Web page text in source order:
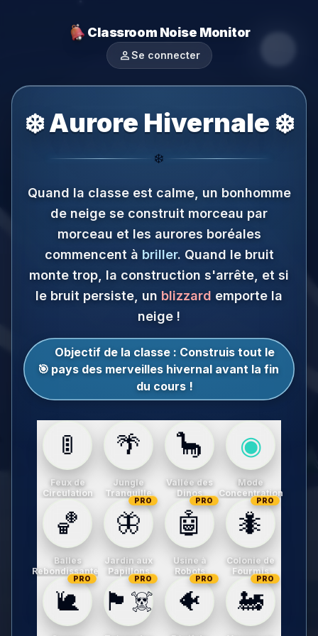
Classroom Noise Monitor
personSe connecter
❄️ Aurore Hivernale ❄️
❄️
Quand la classe est calme, un bonhomme
de neige se construit morceau par
morceau et les aurores boréales
commencent à briller. Quand le bruit
monte trop, la construction s'arrête, et si
le bruit persiste, un blizzard emporte la
neige !
🎯
Objectif de la classe : Construis tout le
pays des merveilles hivernal avant la fin
du cours !
🚦
Feux de
Circulation
🌴
Jungle
Tranquille
🦕
Vallée des
Dinos
◉
Mode
Concentration
🏀
Balles
Rebondissantes
🦋
PRO
Jardin aux
Papillons
🤖
PRO
Usine à
Robots
🐜
PRO
Colonie de
Fourmis
🐌
PRO
🏴‍☠️
PRO
🐠
PRO
🚂
PRO